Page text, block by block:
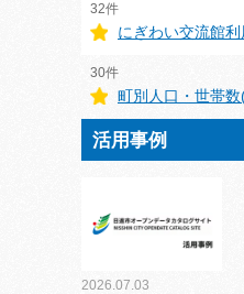
32件
にぎわい交流館利
30件
町別人口・世帯
活用事例
2026.07.03